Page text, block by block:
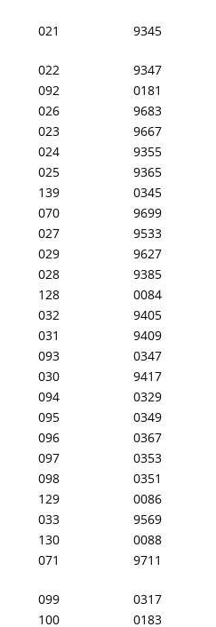
021 9345
022
9347
092
0181
026
9683
023
9667
024
9355
025
9365
139
0345
070
9699
027
9533
029
9627
028
9385
128
0084
032
9405
031
9409
093
0347
030
9417
094
0329
095
0349
096
0367
097
0353
098
0351
129
0086
033
9569
130
0088
071 9711
099
0317
100 0183